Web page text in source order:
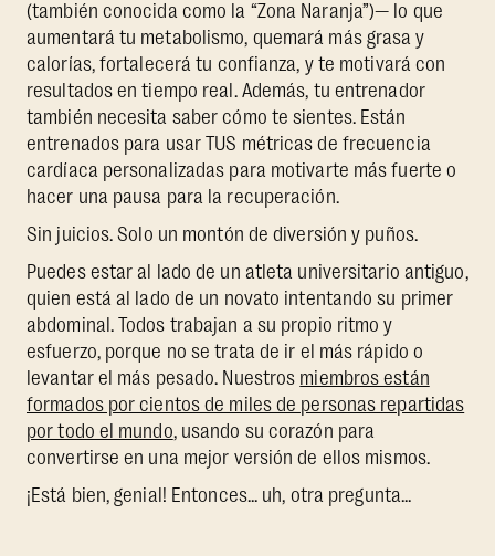
(también conocida como la “Zona Naranja”)— lo que
aumentará tu metabolismo, quemará más grasa y
calorías, fortalecerá tu confianza, y te motivará con
resultados en tiempo real. Además, tu entrenador
también necesita saber cómo te sientes. Están
entrenados para usar TUS métricas de frecuencia
cardíaca personalizadas para motivarte más fuerte o
hacer una pausa para la recuperación.
Sin juicios. Solo un montón de diversión y puños.
Puedes estar al lado de un atleta universitario antiguo,
quien está al lado de un novato intentando su primer
abdominal. Todos trabajan a su propio ritmo y
esfuerzo, porque no se trata de ir el más rápido o
levantar el más pesado. Nuestros miembros están
formados por cientos de miles de personas repartidas
por todo el mundo, usando su corazón para
convertirse en una mejor versión de ellos mismos.
¡Está bien, genial! Entonces... uh, otra pregunta...